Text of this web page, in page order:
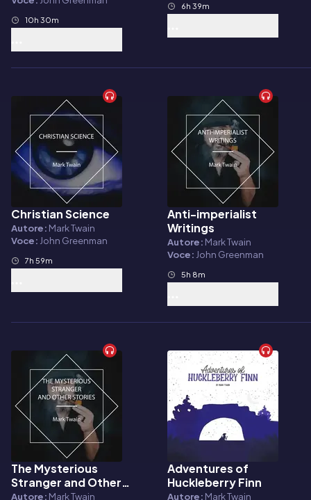
10h 30m
6h 39m
Audiolibro
Christian Science
Autore: Mark Twain
Voce: John Greenman
7h 59m
Audiolibro
Anti-imperialist
Writings
Autore: Mark Twain
Voce: John Greenman
5h 8m
Audiolibro
The Mysterious
Stranger and Other
Stories
Autore: Mark Twain
Audiolibro
Adventures of
Huckleberry Finn
Autore: Mark Twain